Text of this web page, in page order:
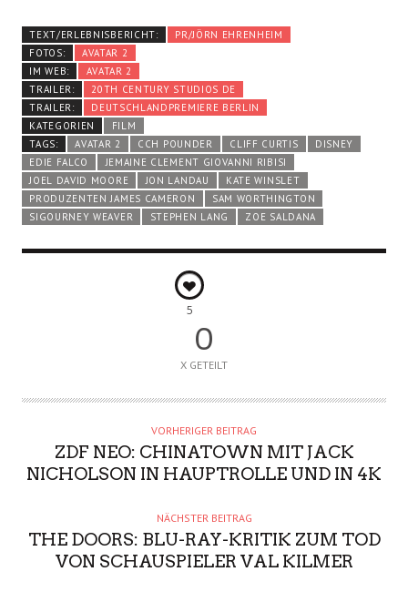
TEXT/ERLEBNISBERICHT:
PR/JÖRN EHRENHEIM
FOTOS:
AVATAR 2
IM WEB:
AVATAR 2
TRAILER:
20TH CENTURY STUDIOS DE
TRAILER:
DEUTSCHLANDPREMIERE BERLIN
KATEGORIEN
FILM
TAGS:
AVATAR 2 CCH POUNDER CLIFF CURTIS
DISNEY
EDIE FALCO
JEMAINE CLEMENT GIOVANNI RIBISI
JOEL DAVID MOORE
JON LANDAU
KATE WINSLET
PRODUZENTEN JAMES CAMERON
SAM WORTHINGTON
SIGOURNEY WEAVER
STEPHEN LANG ZOE SALDANA
5
0
X GETEILT
VORHERIGER BEITRAG
ZDF NEO: CHINATOWN MIT JACK
NICHOLSON IN HAUPTROLLE UND IN 4K
NÄCHSTER BEITRAG
THE DOORS: BLU-RAY-KRITIK ZUM TOD
VON SCHAUSPIELER VAL KILMER